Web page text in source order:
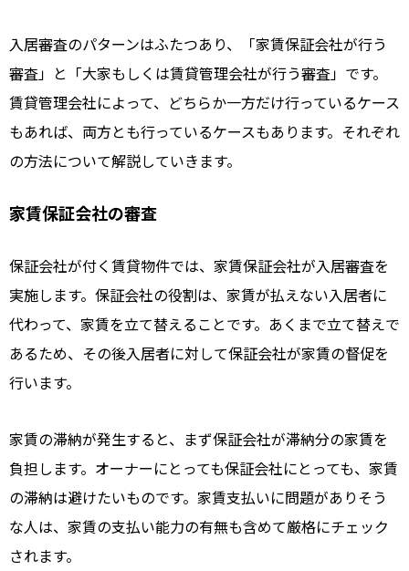
入居審査のパターンはふたつあり、「家賃保証会社が行う
審査」と「大家もしくは賃貸管理会社が行う審査」です。
賃貸管理会社によって、どちらか一方だけ行っているケース
もあれば、両方とも行っているケースもあります。それぞれ
の方法について解説していきます。
家賃保証会社の審査
保証会社が付く賃貸物件では、家賃保証会社が入居審査を
実施します。保証会社の役割は、家賃が払えない入居者に
代わって、家賃を立て替えることです。あくまで立て替えで
あるため、その後入居者に対して保証会社が家賃の督促を
行います。
家賃の滞納が発生すると、まず保証会社が滞納分の家賃を
負担します。オーナーにとっても保証会社にとっても、家賃
の滞納は避けたいものです。家賃支払いに問題がありそう
な人は、家賃の支払い能力の有無も含めて厳格にチェック
されます。